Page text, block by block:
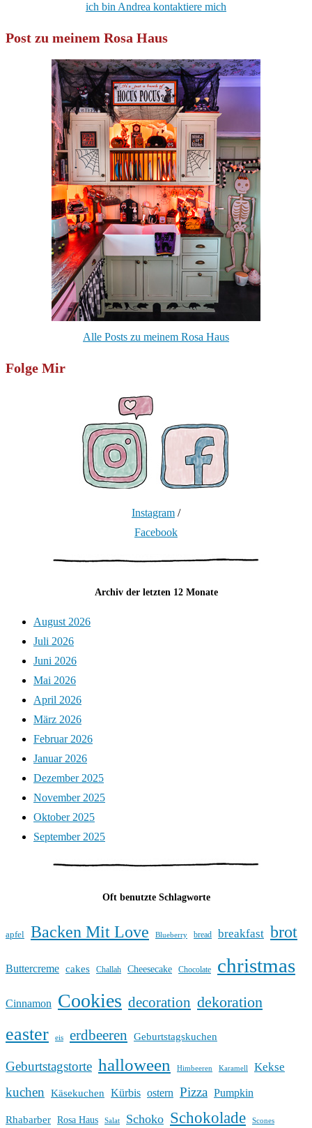
ich bin Andrea kontaktiere mich
Post zu meinem Rosa Haus
Alle Posts zu meinem Rosa Haus
Folge Mir
Instagram /
Facebook
Archiv der letzten 12 Monate
August 2026
Juli 2026
Juni 2026
Mai 2026
April 2026
März 2026
Februar 2026
Januar 2026
Dezember 2025
November 2025
Oktober 2025
September 2025
Oft benutzte Schlagworte
apfel Backen Mit Love Blueberry bread breakfast brot
Buttercreme cakes Challah Cheesecake Chocolate christmas
Cinnamon Cookies decoration dekoration
easter eis erdbeeren Geburtstagskuchen
Geburtstagstorte halloween Himbeeren Karamell Kekse
kuchen Käsekuchen Kürbis ostern Pizza Pumpkin
Rhabarber Rosa Haus Salat Schoko Schokolade Scones